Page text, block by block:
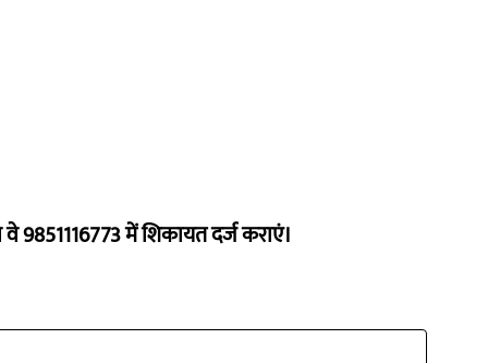
9851116773 में शिकायत दर्ज कराएं।